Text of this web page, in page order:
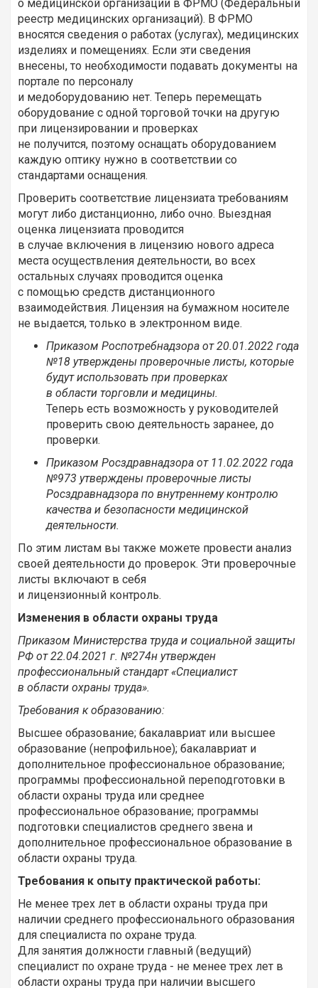
о медицинской организации в ФРМО (Федеральный
реестр медицинских организаций). В ФРМО
вносятся сведения о работах (услугах), медицинских
изделиях и помещениях. Если эти сведения
внесены, то необходимости подавать документы на
портале по персоналу
и медоборудованию нет. Теперь перемещать
оборудование с одной торговой точки на другую
при лицензировании и проверках
не получится, поэтому оснащать оборудованием
каждую оптику нужно в соответствии со
стандартами оснащения.
Проверить соответствие лицензиата требованиям
могут либо дистанционно, либо очно. Выездная
оценка лицензиата проводится
в случае включения в лицензию нового адреса
места осуществления деятельности, во всех
остальных случаях проводится оценка
с помощью средств дистанционного
взаимодействия. Лицензия на бумажном носителе
не выдается, только в электронном виде.
Приказом Роспотребнадзора от 20.01.2022 года
№18 утверждены проверочные листы, которые
будут использовать при проверках
в области торговли и медицины.
Теперь есть возможность у руководителей
проверить свою деятельность заранее, до
проверки.
Приказом Росздравнадзора от 11.02.2022 года
№973 утверждены проверочные листы
Росздравнадзора по внутреннему контролю
качества и безопасности медицинской
деятельности.
По этим листам вы также можете провести анализ
своей деятельности до проверок. Эти проверочные
листы включают в себя
и лицензионный контроль.
Изменения в области охраны труда
Приказом Министерства труда и социальной защиты
РФ от 22.04.2021 г. №274н утвержден
профессиональный стандарт «Специалист
в области охраны труда».
Требования к образованию:
Высшее образование; бакалавриат или высшее
образование (непрофильное); бакалавриат и
дополнительное профессиональное образование;
программы профессиональной переподготовки в
области охраны труда или среднее
профессиональное образование; программы
подготовки специалистов среднего звена и
дополнительное профессиональное образование в
области охраны труда.
Требования к опыту практической работы:
Не менее трех лет в области охраны труда при
наличии среднего профессионального образования
для специалиста по охране труда.
Для занятия должности главный (ведущий)
специалист по охране труда - не менее трех лет в
области охраны труда при наличии высшего